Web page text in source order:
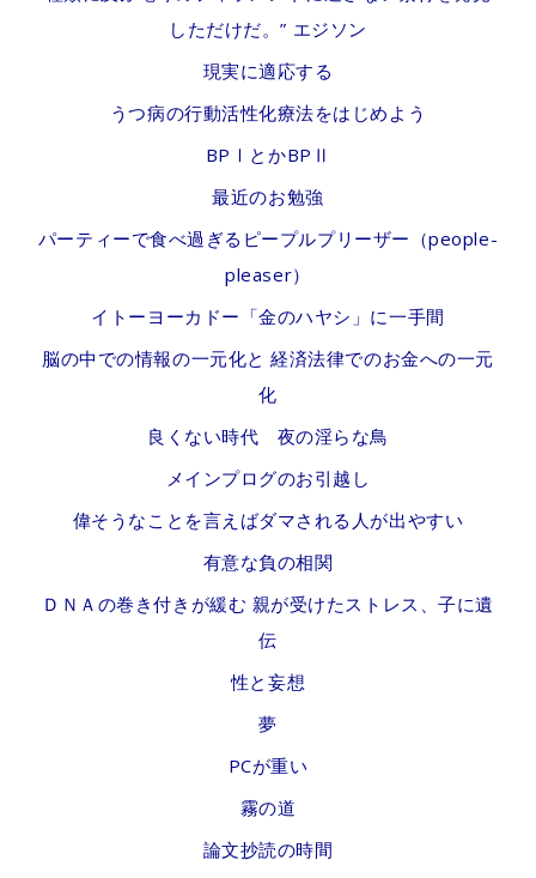
しただけだ。” エジソン
現実に適応する
うつ病の行動活性化療法をはじめよう
BPⅠとかBPⅡ
最近のお勉強
パーティーで食べ過ぎるピープルプリーザー（people-
pleaser）
イトーヨーカドー「金のハヤシ」に一手間
脳の中での情報の一元化と 経済法律でのお金への一元
化
良くない時代 夜の淫らな鳥
メインプログのお引越し
偉そうなことを言えばダマされる人が出やすい
有意な負の相関
ＤＮＡの巻き付きが緩む 親が受けたストレス、子に遺
伝
性と妄想
夢
PCが重い
霧の道
論文抄読の時間